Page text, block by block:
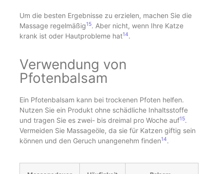
Um die besten Ergebnisse zu erzielen, machen Sie die
Massage regelmäßig15. Aber nicht, wenn Ihre Katze
krank ist oder Hautprobleme hat14.
Verwendung von
Pfotenbalsam
Ein Pfotenbalsam kann bei trockenen Pfoten helfen.
Nutzen Sie ein Produkt ohne schädliche Inhaltsstoffe
und tragen Sie es zwei- bis dreimal pro Woche auf15.
Vermeiden Sie Massageöle, da sie für Katzen giftig sein
können und den Geruch unangenehm finden14.